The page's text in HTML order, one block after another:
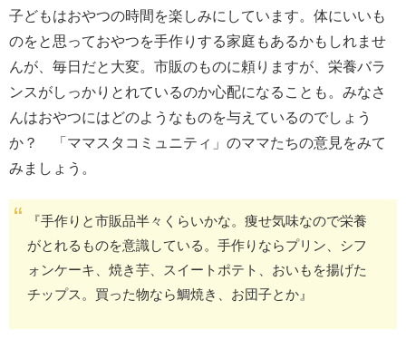
子どもはおやつの時間を楽しみにしています。体にいいも
のをと思っておやつを手作りする家庭もあるかもしれませ
んが、毎日だと大変。市販のものに頼りますが、栄養バラ
ンスがしっかりとれているのか心配になることも。みなさ
んはおやつにはどのようなものを与えているのでしょう
か？ 「ママスタコミュニティ」のママたちの意見をみて
みましょう。
『手作りと市販品半々くらいかな。痩せ気味なので栄養
がとれるものを意識している。手作りならプリン、シフ
ォンケーキ、焼き芋、スイートポテト、おいもを揚げた
チップス。買った物なら鯛焼き、お団子とか』